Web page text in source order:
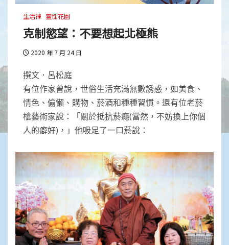
生活禪 靈性花園
克制慾望：不要想起北極熊
2020 年 7 月 24 日
撰文．呂松庭
有位作家曾說，世俗生活充滿無數誘惑，如美食、
情色、偷懶、購物、菸酒和種種習慣。還有位老菸
槍藝術家說：「關於抵抗菸癮(當然，不妨換上你個
人的癖好)，」他吸足了一口菸說：